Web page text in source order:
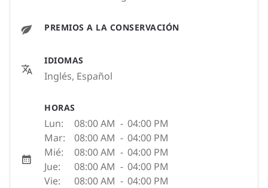
PREMIOS A LA CONSERVACIÓN
IDIOMAS
Inglés, Español
HORAS
Lun: 08:00 AM - 04:00 PM
Mar:
08:00 AM - 04:00 PM
Mié:
08:00 AM - 04:00 PM
Jue:
08:00 AM - 04:00 PM
Vie:
08:00 AM - 04:00 PM